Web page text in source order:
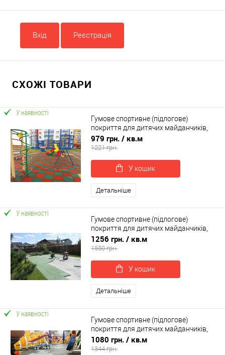
Вхід Реєстрація
СХОЖІ ТОВАРИ
У наявності
Гумове спортивне (підлогове)
покриття для дитячих майданчиків,
спортзал 25мм OSPORT (П25)
979 грн. / кв.м
1221 грн.
У кошик
Детальніше
У наявності
Гумове спортивне (підлогове)
покриття для дитячих майданчиків,
спортзал 40мм OSPORT (П40)
1256 грн. / кв.м
1550 грн.
У кошик
Детальніше
У наявності
Гумове спортивне (підлогове)
покриття для дитячих майданчиків,
спортзал 30мм OSPORT (П30)
1080 грн. / кв.м
1344 грн.